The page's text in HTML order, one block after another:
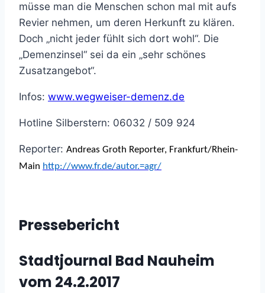
müsse man die Menschen schon mal mit aufs
Revier nehmen, um deren Herkunft zu klären.
Doch „nicht jeder fühlt sich dort wohl“. Die
„Demenzinsel“ sei da ein „sehr schönes
Zusatzangebot“.
Infos: www.wegweiser-demenz.de
Hotline Silberstern: 06032 / 509 924
Reporter: Andreas Groth Reporter, Frankfurt/Rhein-
Main http://www.fr.de/autor.=agr/
Pressebericht
Stadtjournal Bad Nauheim
vom 24.2.2017